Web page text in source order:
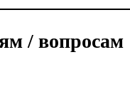
/ вопросам